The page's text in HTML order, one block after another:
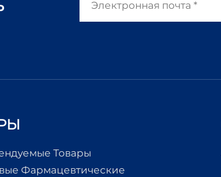
Товары
Фармацевтические